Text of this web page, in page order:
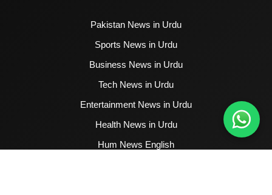
Pakistan News in Urdu
Sports News in Urdu
Business News in Urdu
Tech News in Urdu
Entertainment News in Urdu
Health News in Urdu
Hum News English